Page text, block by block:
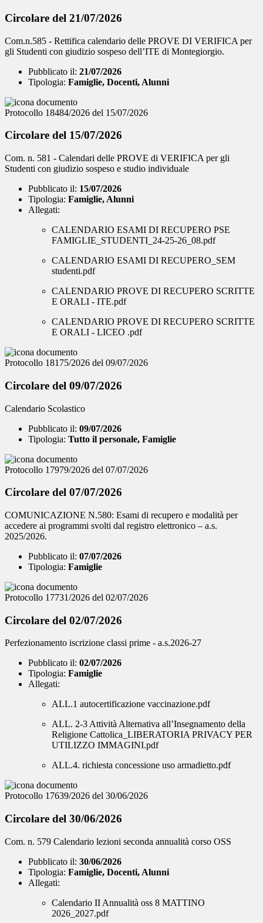
Circolare del 21/07/2026
Com.n.585 - Rettifica calendario delle PROVE DI VERIFICA per
gli Studenti con giudizio sospeso dell’ITE di Montegiorgio.
Pubblicato il: 21/07/2026
Tipologia: Famiglie, Docenti, Alunni
Protocollo 18484/2026 del 15/07/2026
Circolare del 15/07/2026
Com. n. 581 - Calendari delle PROVE di VERIFICA per gli
Studenti con giudizio sospeso e studio individuale
Pubblicato il: 15/07/2026
Tipologia: Famiglie, Alunni
Allegati:
CALENDARIO ESAMI DI RECUPERO PSE
FAMIGLIE_STUDENTI_24-25-26_08.pdf
CALENDARIO ESAMI DI RECUPERO_SEM
studenti.pdf
CALENDARIO PROVE DI RECUPERO SCRITTE
E ORALI - ITE.pdf
CALENDARIO PROVE DI RECUPERO SCRITTE
E ORALI - LICEO .pdf
Protocollo 18175/2026 del 09/07/2026
Circolare del 09/07/2026
Calendario Scolastico
Pubblicato il: 09/07/2026
Tipologia: Tutto il personale, Famiglie
Protocollo 17979/2026 del 07/07/2026
Circolare del 07/07/2026
COMUNICAZIONE N.580: Esami di recupero e modalità per
accedere ai programmi svolti dal registro elettronico – a.s.
2025/2026.
Pubblicato il: 07/07/2026
Tipologia: Famiglie
Protocollo 17731/2026 del 02/07/2026
Circolare del 02/07/2026
Perfezionamento iscrizione classi prime - a.s.2026-27
Pubblicato il: 02/07/2026
Tipologia: Famiglie
Allegati:
ALL.1 autocertificazione vaccinazione.pdf
ALL. 2-3 Attività Alternativa all’Insegnamento della
Religione Cattolica_LIBERATORIA PRIVACY PER
UTILIZZO IMMAGINI.pdf
ALL.4. richiesta concessione uso armadietto.pdf
Protocollo 17639/2026 del 30/06/2026
Circolare del 30/06/2026
Com. n. 579 Calendario lezioni seconda annualità corso OSS
Pubblicato il: 30/06/2026
Tipologia: Famiglie, Docenti, Alunni
Allegati:
Calendario II Annualità oss 8 MATTINO
2026_2027.pdf